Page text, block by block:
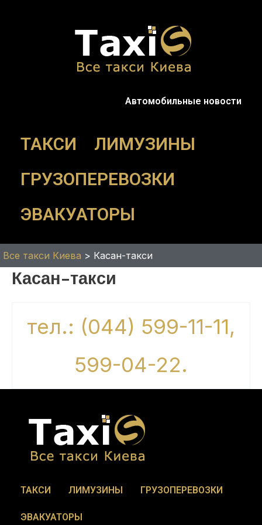
Автомобильные новости
ТАКСИ
ЛИМУЗИНЫ
ГРУЗОПЕРЕВОЗКИ
ЭВАКУАТОРЫ
Все такси Киева > Касан-такси
Касан-такси
тел.: (044) 599-11-11,
599-04-22.
ТАКСИ ЛИМУЗИНЫ ГРУЗОПЕРЕВОЗКИ
ЭВАКУАТОРЫ